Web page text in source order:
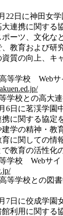
22日に神田女
連携に関する
ーツ、文化な
教育および研
質の向上、キ
等学校 Webサ
学校との高大
6日に茗渓学園
に関する協定
学の精神・教
に関しての情
教育の活性化
学校 Webサイ
等学校との図
7日に佼成学園
利用に関する